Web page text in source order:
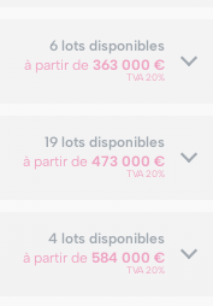
6 lots disponibles
à partir de 363 000 €
TVA 20%
19 lots disponibles
à partir de 473 000 €
TVA 20%
4 lots disponibles
à partir de 584 000 €
TVA 20%